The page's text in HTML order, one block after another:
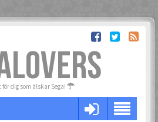
för dig som älskar Sega!